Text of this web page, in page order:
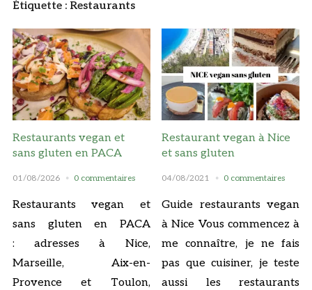
Étiquette : Restaurants
Restaurants vegan et
sans gluten en PACA
01/08/2026 0 commentaires
Restaurants vegan et
sans gluten en PACA
: adresses à Nice,
Marseille, Aix-en-
Provence et Toulon,
Restaurant vegan à Nice
et sans gluten
04/08/2021 0 commentaires
Guide restaurants vegan
à Nice Vous commencez à
me connaître, je ne fais
pas que cuisiner, je teste
aussi les restaurants